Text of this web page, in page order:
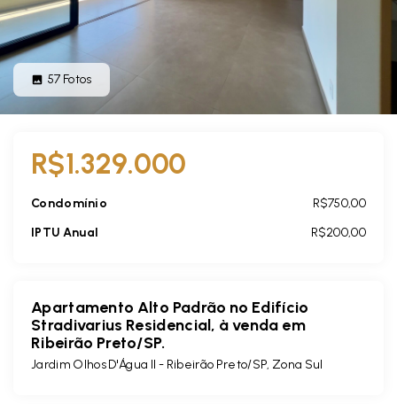
57 Fotos
R$1.329.000
Condomínio
R$750,00
IPTU Anual
R$200,00
Apartamento Alto Padrão no Edifício
Stradivarius Residencial, à venda em
Ribeirão Preto/SP.
Jardim Olhos D'Água II - Ribeirão Preto/SP, Zona Sul